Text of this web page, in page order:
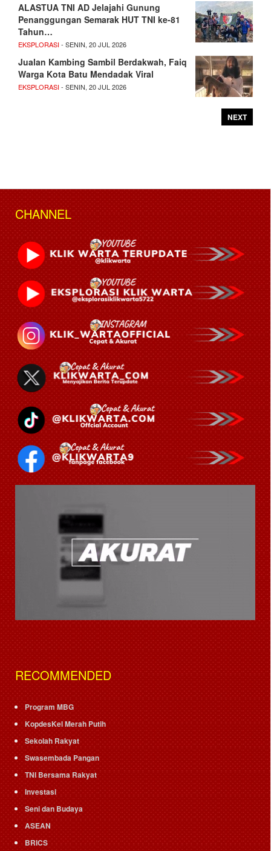
ALASTUA TNI AD Jelajahi Gunung
Penanggungan Semarak HUT TNI ke-81
Tahun…
EKSPLORASI- SENIN, 20 JUL 2026
Jualan Kambing Sambil Berdakwah, Faiq
Warga Kota Batu Mendadak Viral
EKSPLORASI- SENIN, 20 JUL 2026
NEXT
CHANNEL
RECOMMENDED
Program MBG
KopdesKel Merah Putih
Sekolah Rakyat
Swasembada Pangan
TNI Bersama Rakyat
Investasi
Seni dan Budaya
ASEAN
BRICS